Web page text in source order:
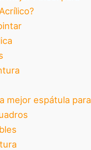
mejor espátula para